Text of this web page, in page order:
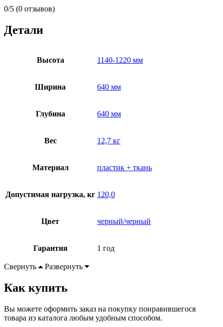
0/5 (0 отзывов)
Детали
Высота 1140-1220 мм
Ширина 640 мм
Глубина 640 мм
Вес 12,7 кг
Материал пластик + ткань
Допустимая нагрузка, кг 120,0
Цвет черный/черный
Гарантия 1 год
Свернуть Развернуть
Как купить
Вы можете оформить заказ на покупку понравившегося
товара из каталога любым удобным способом.